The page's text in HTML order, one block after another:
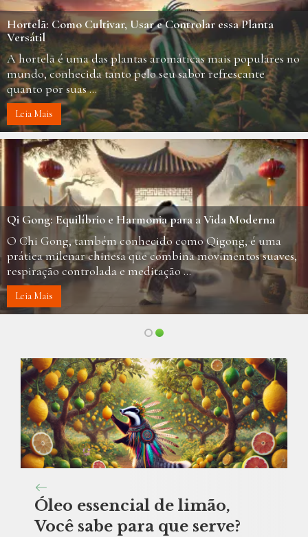
Hortelã: Como Cultivar, Usar e Controlar essa Planta
Versátil
A hortelã é uma das plantas aromáticas mais populares no
mundo, conhecida tanto pelo seu sabor refrescante
quanto por suas ...
Leia Mais
Qi Gong: Equilíbrio e Harmonia para a Vida Moderna
O Chi Gong, também conhecido como Qigong, é uma
prática milenar chinesa que combina movimentos suaves,
respiração controlada e meditação ...
Leia Mais
Óleo essencial de limão,
Você sabe para que serve?